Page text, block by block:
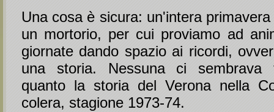
Una cosa è sicura: un'intera
un mortorio, per cui proviamo ad
giornate dando spazio ai ricordi,
una storia. Nessuna ci sembrava
quanto la storia del Verona nella
colera, stagione 1973-74.